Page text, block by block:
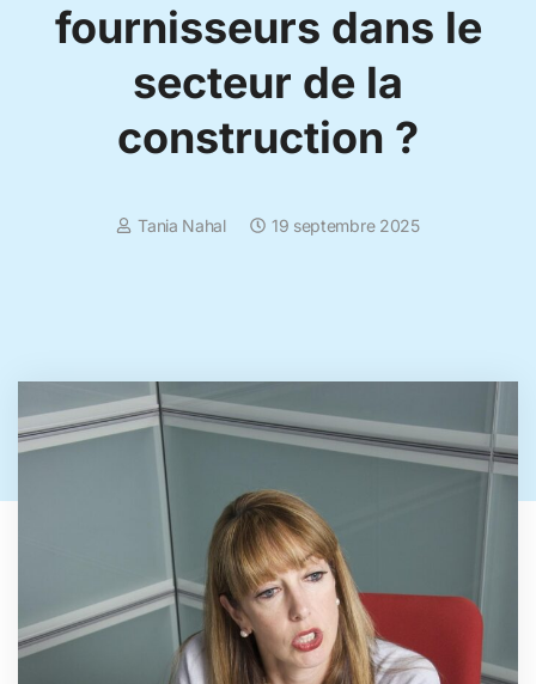
fournisseurs dans le
secteur de la
construction ?
Tania Nahal 19 septembre 2025